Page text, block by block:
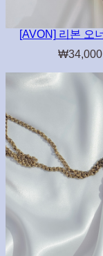
[AVON] 리본 오
₩34,000